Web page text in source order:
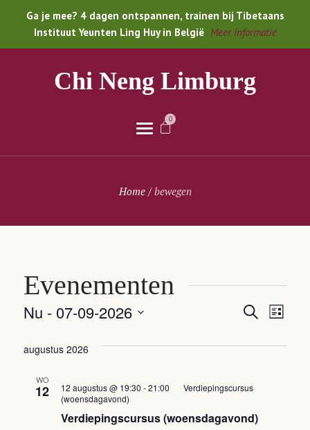
Ga je mee? 4 dagen ontspannen, trainen bij Tibetaans
Instituut Yeunten Ling Huy in België Meer informatie
Chi Neng Limburg
0
Home/bewegen
Evenementen
Zoeken
ZoekenLijst
Nu - 07-09-2026
een
augustus 2026
WO
12
Verdiepingscursus (woensdagavond)
12 augustus @ 19:30 -21:00
Verdiepingscursus
(woensdagavond)